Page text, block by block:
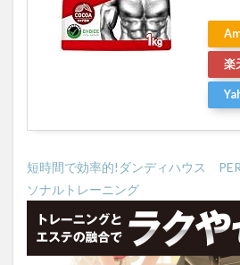
楽
短時間で効率的!ダンディハウス
ソナルトレーニング